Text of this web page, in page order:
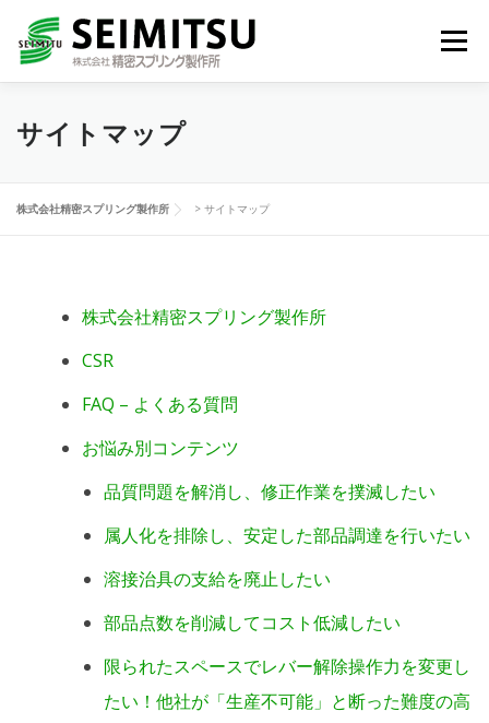
メニュー
HOME 技術紹介
生活の中の精密スプリング NEWS
サイトマップ
株式会社精密スプリング製作所 > サイトマップ
株式会社精密スプリング製作所
CSR
FAQ – よくある質問
お悩み別コンテンツ
品質問題を解消し、修正作業を撲滅したい
属人化を排除し、安定した部品調達を行いたい
溶接治具の支給を廃止したい
部品点数を削減してコスト低減したい
限られたスペースでレバー解除操作力を変更し
たい！他社が「生産不可能」と断った難度の高